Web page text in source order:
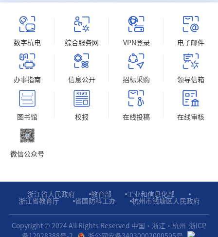
数字杭电 综合服务网 VPN登录 电子邮件
办事指南 信息公开 招标采购 领导信箱
图书馆 校报 在线投稿 在线审核
微信公众号
浙江省人民政府 教育部
工业和信息化部
浙江省教育厅
省国防科工办 杭州市钱塘区人民政府
Copyright © 2024 All Rights Reserved 中国・浙江・杭州
浙ICP